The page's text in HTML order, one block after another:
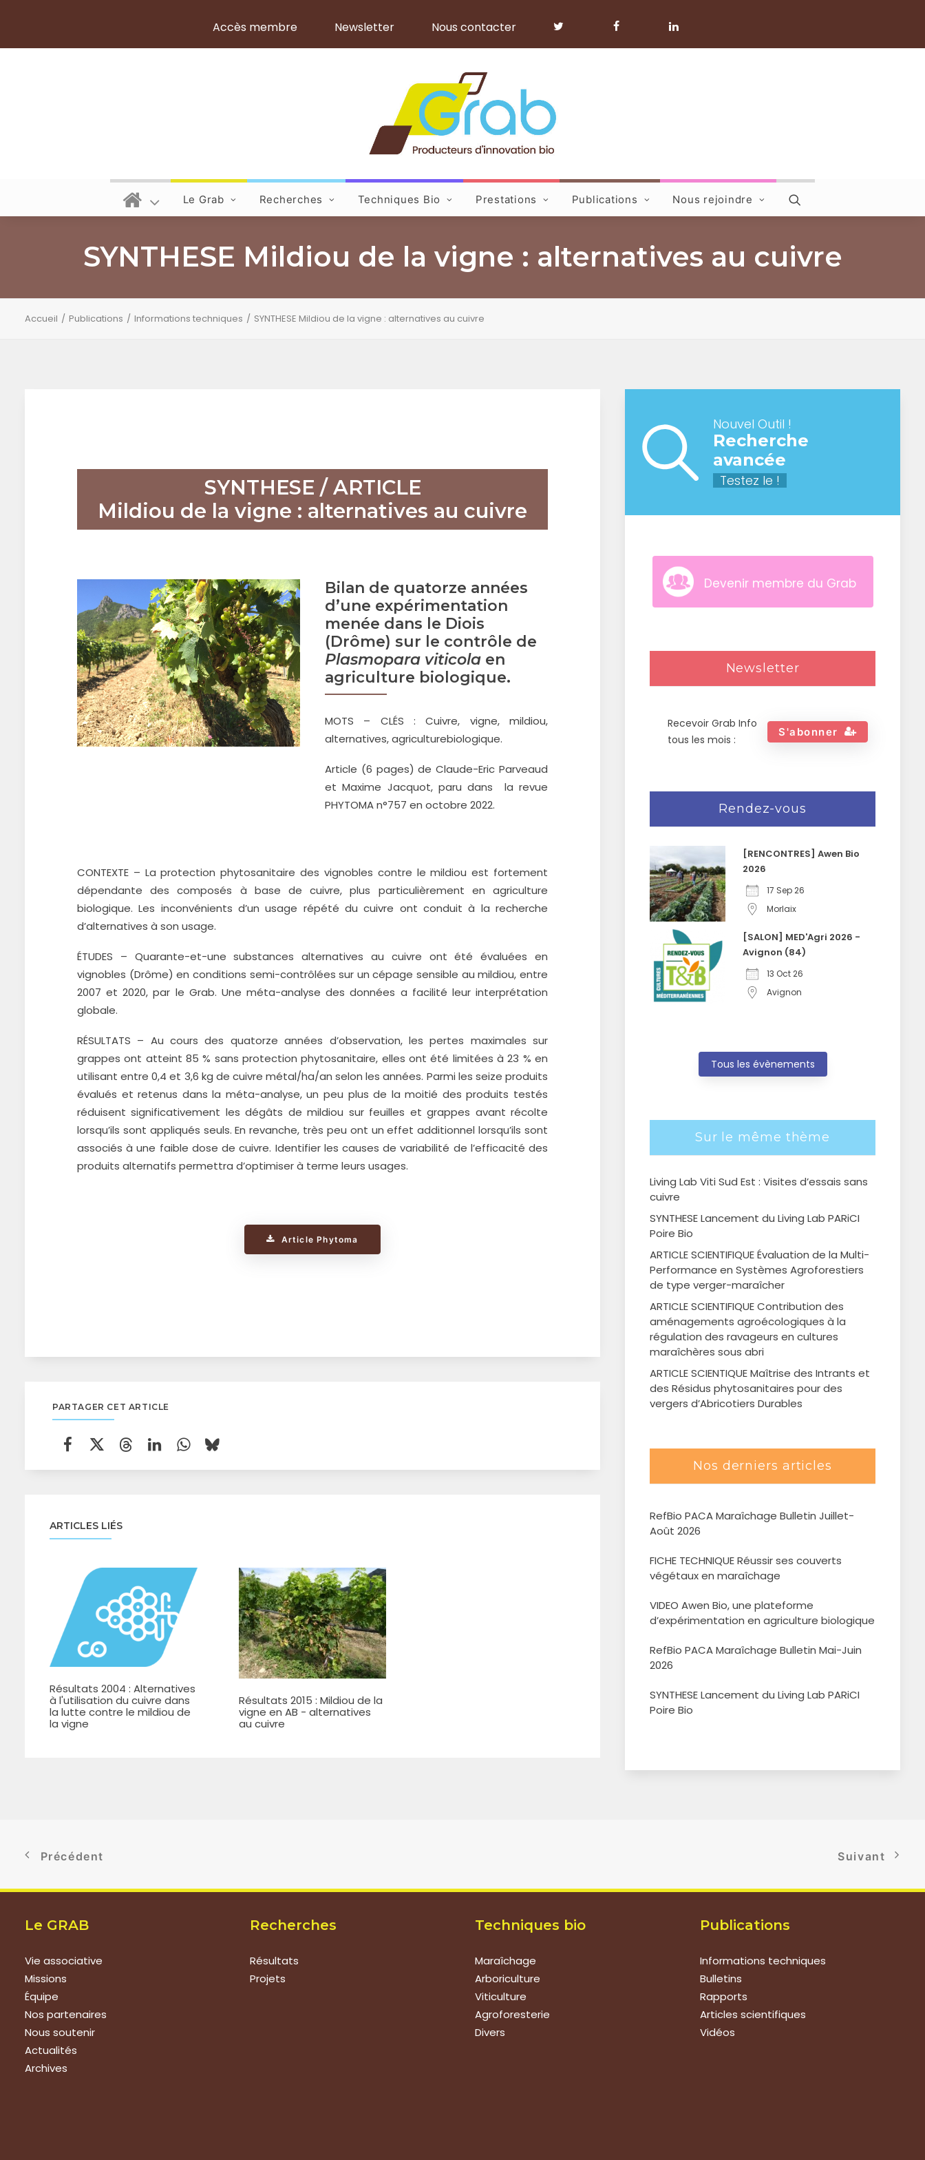
Accès membre Newsletter Nous contacter
Le Grab Recherches Techniques Bio Prestations Publications Nous rejoindre
SYNTHESE Mildiou de la vigne : alternatives au cuivre
Accueil Publications Informations techniques SYNTHESE Mildiou de la vigne : alternatives au cuivre
SYNTHESE / ARTICLE
Mildiou de la vigne : alternatives au cuivre
Bilan de quatorze années
d’une expérimentation
menée dans le Diois
(Drôme) sur le contrôle de
Plasmopara viticola en
agriculture biologique.
MOTS – CLÉS : Cuivre, vigne, mildiou,
alternatives, agriculturebiologique.
Article (6 pages) de Claude-Eric Parveaud
et Maxime Jacquot, paru dans la revue
PHYTOMA n°757 en octobre 2022.
CONTEXTE – La protection phytosanitaire des vignobles contre le mildiou est fortement
dépendante des composés à base de cuivre, plus particulièrement en agriculture
biologique. Les inconvénients d’un usage répété du cuivre ont conduit à la recherche
d’alternatives à son usage.
ÉTUDES – Quarante-et-une substances alternatives au cuivre ont été évaluées en
vignobles (Drôme) en conditions semi-contrôlées sur un cépage sensible au mildiou, entre
2007 et 2020, par le Grab. Une méta-analyse des données a facilité leur interprétation
globale.
RÉSULTATS – Au cours des quatorze années d’observation, les pertes maximales sur
grappes ont atteint 85 % sans protection phytosanitaire, elles ont été limitées à 23 % en
utilisant entre 0,4 et 3,6 kg de cuivre métal/ha/an selon les années. Parmi les seize produits
évalués et retenus dans la méta-analyse, un peu plus de la moitié des produits testés
réduisent significativement les dégâts de mildiou sur feuilles et grappes avant récolte
lorsqu’ils sont appliqués seuls. En revanche, très peu ont un effet additionnel lorsqu’ils sont
associés à une faible dose de cuivre. Identifier les causes de variabilité de l’efficacité des
produits alternatifs permettra d’optimiser à terme leurs usages.
Article Phytoma
PARTAGER CET ARTICLE
ARTICLES LIÉS
Résultats 2004 : Alternatives
à l'utilisation du cuivre dans
la lutte contre le mildiou de
la vigne
Résultats 2015 : Mildiou de la
vigne en AB - alternatives
au cuivre
Nouvel Outil !
Recherche
avancée
Testez le !
Devenir membre du Grab
Newsletter
Recevoir Grab Info
tous les mois :
S'abonner
Rendez-vous
[RENCONTRES] Awen Bio
2026
17 Sep 26
Morlaix
[SALON] MED'Agri 2026 -
Avignon (84)
13 Oct 26
Avignon
Tous les évènements
Sur le même thème
Living Lab Viti Sud Est : Visites d’essais sans
cuivre
SYNTHESE Lancement du Living Lab PARiCI
Poire Bio
ARTICLE SCIENTIFIQUE Évaluation de la Multi-
Performance en Systèmes Agroforestiers
de type verger-maraîcher
ARTICLE SCIENTIFIQUE Contribution des
aménagements agroécologiques à la
régulation des ravageurs en cultures
maraîchères sous abri
ARTICLE SCIENTIQUE Maîtrise des Intrants et
des Résidus phytosanitaires pour des
vergers d’Abricotiers Durables
Nos derniers articles
RefBio PACA Maraîchage Bulletin Juillet-
Août 2026
FICHE TECHNIQUE Réussir ses couverts
végétaux en maraîchage
VIDEO Awen Bio, une plateforme
d’expérimentation en agriculture biologique
RefBio PACA Maraîchage Bulletin Mai-Juin
2026
SYNTHESE Lancement du Living Lab PARiCI
Poire Bio
Précédent Suivant
Le GRAB
Vie associative
Missions
Équipe
Nos partenaires
Nous soutenir
Actualités
Archives
Recherches
Résultats
Projets
Techniques bio
Maraîchage
Arboriculture
Viticulture
Agroforesterie
Divers
Publications
Informations techniques
Bulletins
Rapports
Articles scientifiques
Vidéos